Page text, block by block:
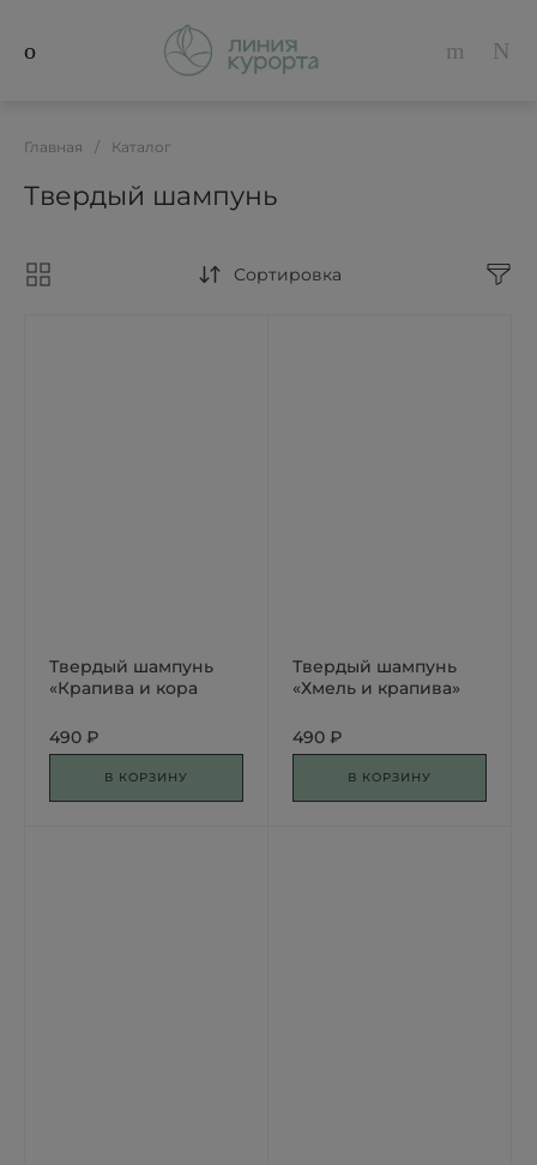
Главная / Каталог
Твердый шампунь
Сортировка
Твердый шампунь
«Крапива и кора
490 ₽
В КОРЗИНУ
Твердый шампунь
«Хмель и крапива»
490 ₽
В КОРЗИНУ